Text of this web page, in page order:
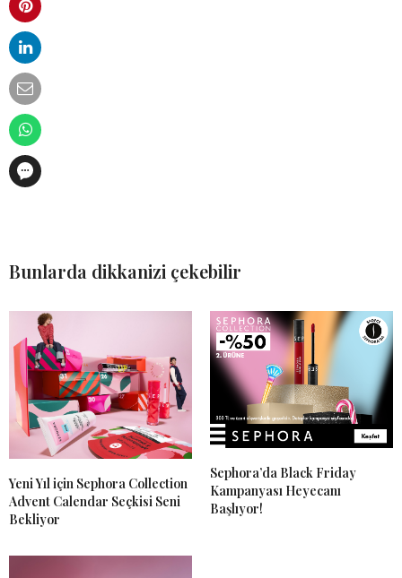
Bunlarda dikkanizi çekebilir
Yeni Yıl için Sephora Collection
Advent Calendar Seçkisi Seni
Bekliyor
Sephora’da Black Friday
Kampanyası Heyecanı
Başlıyor!